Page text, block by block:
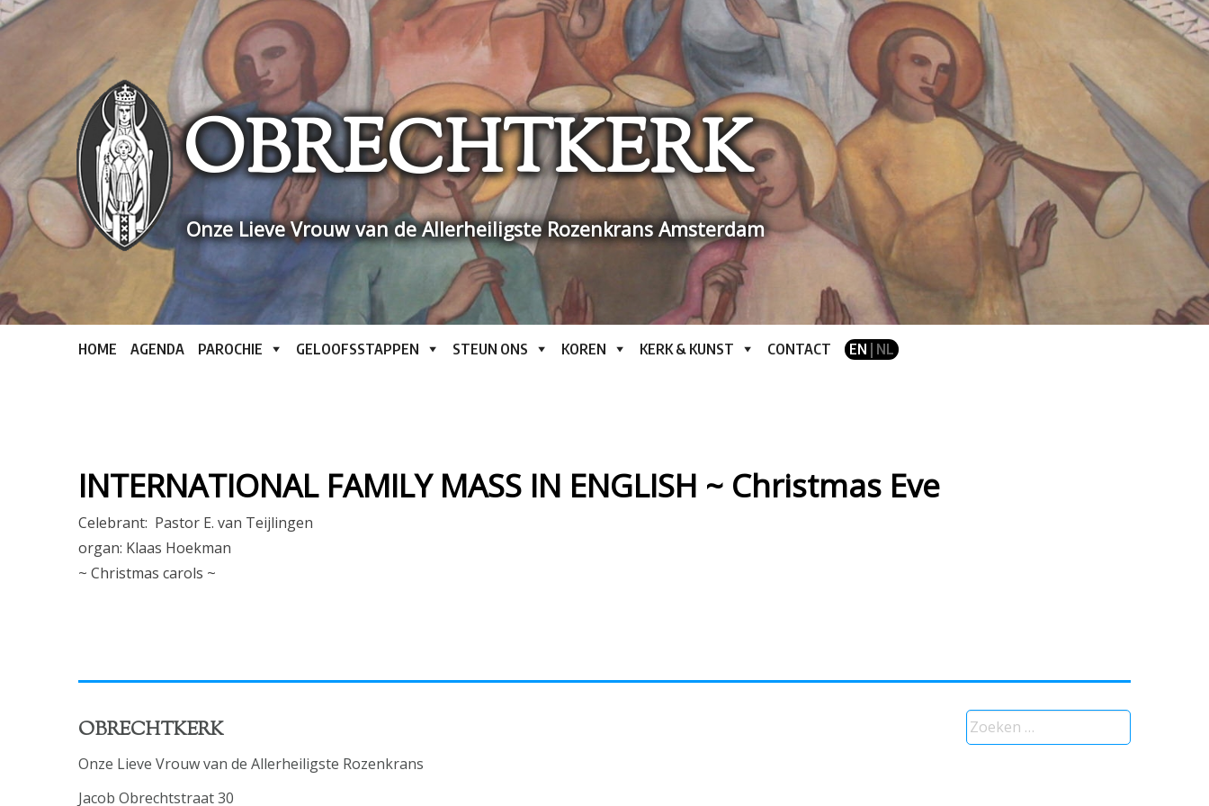
Skip
to
OBRECHTKERK
Onze Lieve Vrouw van de Allerheiligste Rozenkrans Amsterdam
HOME AGENDA PAROCHIE GELOOFSSTAPPEN STEUN ONS KOREN KERK & KUNST CONTACT EN | NL
INTERNATIONAL FAMILY MASS IN ENGLISH ~ Christmas Eve
Celebrant: Pastor E. van Teijlingen
organ: Klaas Hoekman
~ Christmas carols ~
OBRECHTKERK
Onze Lieve Vrouw van de Allerheiligste Rozenkrans
Jacob Obrechtstraat 30
Zoeken
naar: